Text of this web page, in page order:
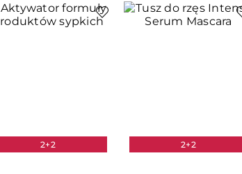
2+2 2+2